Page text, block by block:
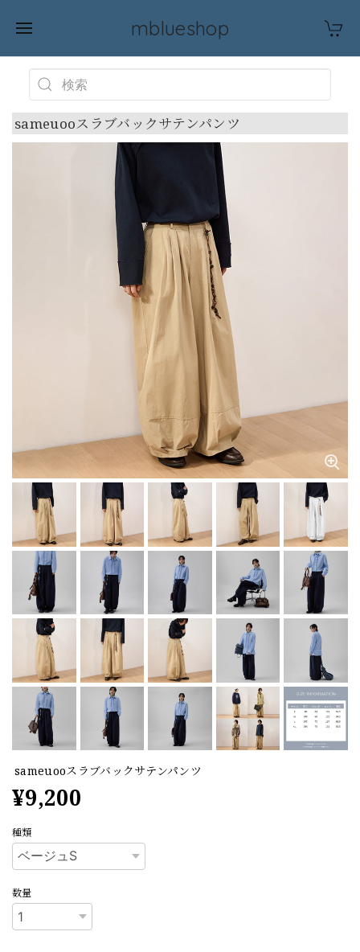
mblueshop
sameuooスラブバックサテンパンツ
sameuooスラブバックサテンパンツ
¥9,200
種類
数量